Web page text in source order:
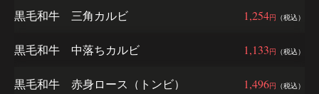
1,254円 （税込）
黒毛和牛 三角カルビ
1,133円 （税込）
黒毛和牛 中落ちカルビ
1,496円 （税込）
黒毛和牛 赤身ロース（トンビ）